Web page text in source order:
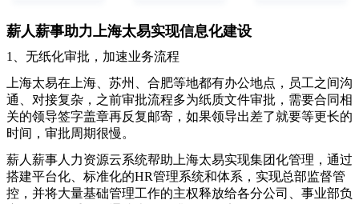
薪人薪事助力上海太易实现信息化建设
1
、无纸化审批，加速业务流程
上海太易在上海、苏州、合肥等地都有办公地点，员工之间沟
通、对接复杂，之前审批流程多为纸质文件审批，需要合同相
关的领导签字盖章再反复邮寄，如果领导出差了就要等更长的
时间，审批周期很慢。
薪人薪事人力资源云系统帮助上海太易实现集团化管理，通过
搭建平台化、标准化的HR管理系统和体系，实现总部监督管
控，并将大量基础管理工作的主权释放给各分公司、事业部负